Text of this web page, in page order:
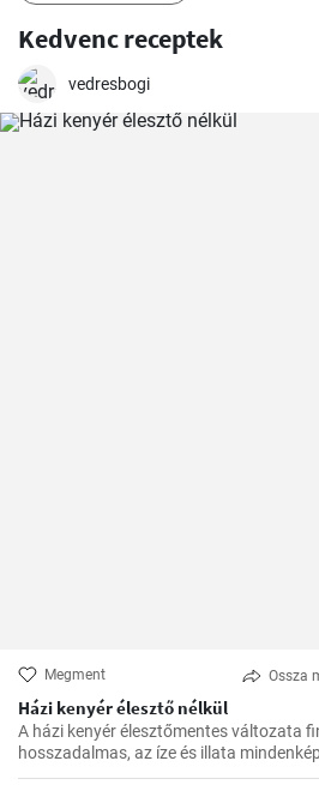
Kedvenc receptek
vedresbogi
Megment Ossza
Házi kenyér élesztő nélkül
A házi kenyér élesztőmentes változata
hosszadalmas, az íze és illata
előre tervezzük meg az készítést, mivel